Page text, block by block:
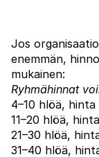
Jos
enemmän,
mukainen:
Ryhmähinnat
4–10 hlöä,
11–20 hlöä,
21–30 hlöä,
31–40 hlöä,